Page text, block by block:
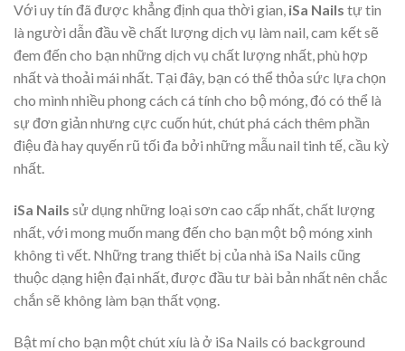
Với uy tín đã được khẳng định qua thời gian, iSa Nails tự tin
là người dẫn đầu về chất lượng dịch vụ làm nail, cam kết sẽ
đem đến cho bạn những dịch vụ chất lượng nhất, phù hợp
nhất và thoải mái nhất. Tại đây, bạn có thể thỏa sức lựa chọn
cho mình nhiều phong cách cá tính cho bộ móng, đó có thể là
sự đơn giản nhưng cực cuốn hút, chút phá cách thêm phần
điệu đà hay quyến rũ tối đa bởi những mẫu nail tinh tế, cầu kỳ
nhất.
iSa Nails sử dụng những loại sơn cao cấp nhất, chất lượng
nhất, với mong muốn mang đến cho bạn một bộ móng xinh
không tì vết. Những trang thiết bị của nhà iSa Nails cũng
thuộc dạng hiện đại nhất, được đầu tư bài bản nhất nên chắc
chắn sẽ không làm bạn thất vọng.
Bật mí cho bạn một chút xíu là ở iSa Nails có background